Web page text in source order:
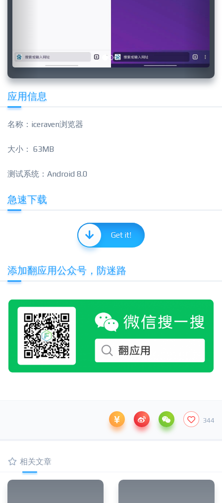
应用信息
名称：iceraven浏览器
大小： 63MB
测试系统：Android 8.0
急速下载
Get it!
添加翻应用公众号，防迷路
344
相关文章